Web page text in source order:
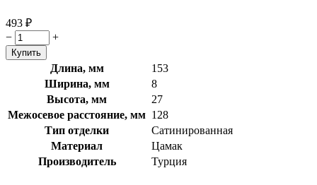
493 ₽
−
+
Длина, мм
153
Ширина, мм
8
Высота, мм
27
Межосевое расстояние, мм 128
Тип отделки
Сатинированная
Материал
Цамак
Производитель
Турция